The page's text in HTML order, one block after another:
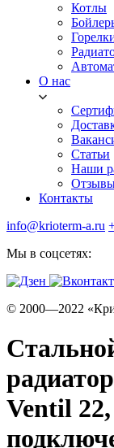
Котлы
О нас
Статьи
Наши
Контакты
info@krioterm-a.ru
Мы в соцсетях:
© 2000—2022
Ventil